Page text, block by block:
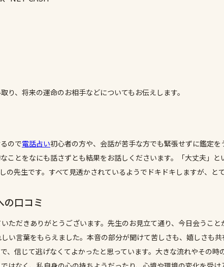
、将来の運命のお相手などについてもお伝えします。
ので電話占い初心者の方や、会話が苦手な方でも緊張せずに鑑定
ことをなにも話さずとも結果をお話しくださいます。「大丈夫」
の先生です。すべて見透かされているようでドキドキしますが、と
の口コミ
ただきありがとうございます。先生のお見立て通り、今日会うこ
い言葉をもらえました。本音の部分が聞けて苦しさも、嬉しさも
、信じて逃げなくてよかったと思っています。大きな流れやその時